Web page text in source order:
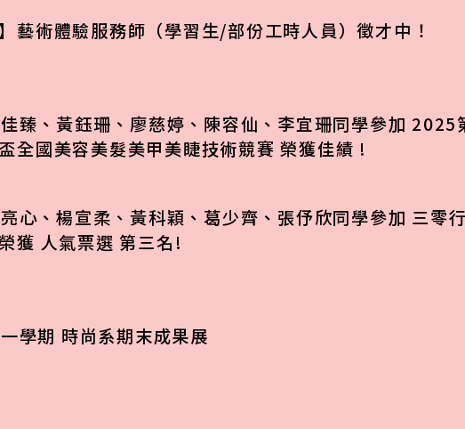
】藝術體驗服務師（學習生/部份工時人員）徵才中！
臻、黃鈺珊、廖慈婷、陳容仙、李宜珊同學參加 2025
全國美容美髮美甲美睫技術競賽 榮獲佳績 !
心、楊宣柔、黃科穎、葛少齊、張伃欣同學參加 三零
獲 人氣票選 第三名!
學期 時尚系期末成果展